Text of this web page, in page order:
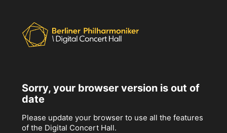
Sorry, your browser version is out of
date
Please update your browser to use all the features
of the Digital Concert Hall.